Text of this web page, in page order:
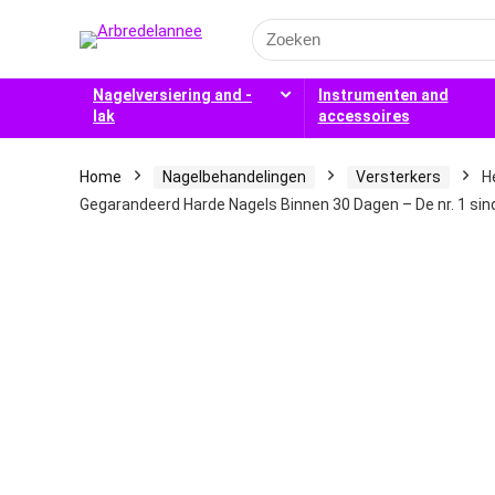
Search
for:
Nagelversiering and -
lak
Instrumenten and
accessoires
Home Nagelbehandelingen Versterkers
Gegarandeerd Harde Nagels Binnen 30 Dagen – De nr. 1